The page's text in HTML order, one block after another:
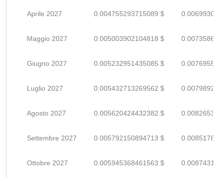
Aprile 2027 0.004755293715089 $
Maggio 2027 0.005003902104818 $
Giugno 2027 0.005232951435085 $
Luglio 2027 0.005432713269562 $
Agosto 2027 0.005620424432382 $
Settembre 2027 0.005792150894713 $
Ottobre 2027 0.005945368461563 $